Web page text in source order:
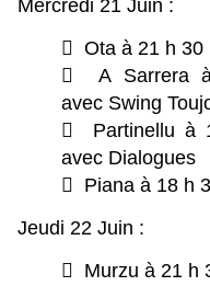
Mercredi 21 Juin :
 Ota à 21 h 30
 A Sarrera
avec Swing
 Partinellu à
avec Dialogues
 Piana à 18 h
Jeudi 22 Juin :
 Murzu à 21 h